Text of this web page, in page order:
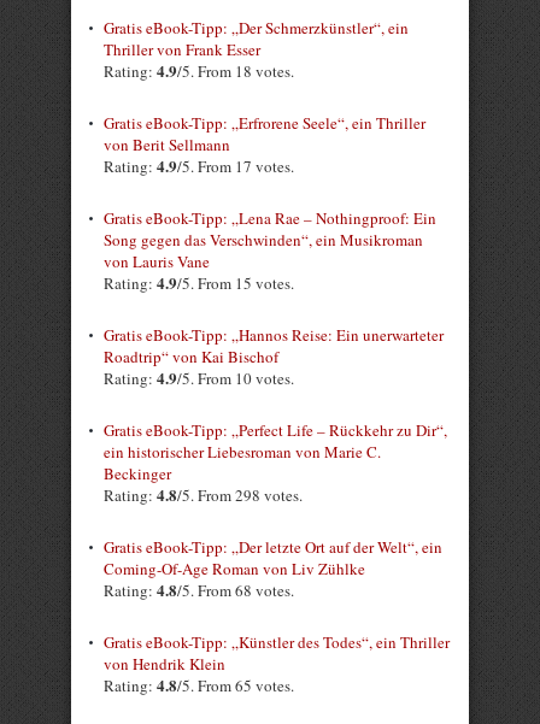
Gratis eBook-Tipp: „Der Schmerzkünstler“, ein
Thriller von Frank Esser
Rating: 4.9/5. From 18 votes.
Gratis eBook-Tipp: „Erfrorene Seele“, ein Thriller
von Berit Sellmann
Rating: 4.9/5. From 17 votes.
Gratis eBook-Tipp: „Lena Rae – Nothingproof: Ein
Song gegen das Verschwinden“, ein Musikroman
von Lauris Vane
Rating: 4.9/5. From 15 votes.
Gratis eBook-Tipp: „Hannos Reise: Ein unerwarteter
Roadtrip“ von Kai Bischof
Rating: 4.9/5. From 10 votes.
Gratis eBook-Tipp: „Perfect Life – Rückkehr zu Dir“,
ein historischer Liebesroman von Marie C.
Beckinger
Rating: 4.8/5. From 298 votes.
Gratis eBook-Tipp: „Der letzte Ort auf der Welt“, ein
Coming-Of-Age Roman von Liv Zühlke
Rating: 4.8/5. From 68 votes.
Gratis eBook-Tipp: „Künstler des Todes“, ein Thriller
von Hendrik Klein
Rating: 4.8/5. From 65 votes.